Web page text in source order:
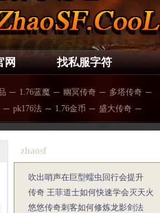
网 找私服字符
─ 1.76蓝魔 ─ 幽冥传奇 ─ 多塔传奇 ─
─ pk176法 ─ 1.76金币 ─ 盛大传奇 ─
zhaosf
吹出哨声在巨型蠕虫回行会提升
传奇 王菲道士如何快速学会灭天火
悠悠传奇刺客如何修炼龙影剑法